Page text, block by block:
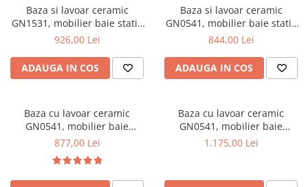
Saltele patuturi copii
Paturi copii
Masa si scaune gradinita
Seturi comode living si dormitor
Baza si lavoar ceramic
GN1531, mobilier baie stativ
75 cm, front MDF, 2 usi, 3
picioare cromate reglabile,
alb
926,00 Lei
ADAUGA IN COS
Baza si lavoar ceramic
GN0541, mobilier baie stativ
60 cm, front MDF, 2 usi, 2
picioare cromate reglabile,
alb
844,00 Lei
ADAUGA IN COS
Baza cu lavoar ceramic
GN0541, mobilier baie
suspendat 60 cm, front MDF,
alb
877,00 Lei
Baza cu lavoar ceramic
GN0541, mobilier baie
suspendat 80 cm, front MDF,
1.175,00 Lei